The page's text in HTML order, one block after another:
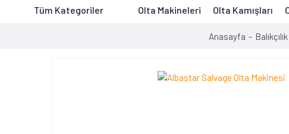
Tüm Kategoriler Olta Makineleri Olta Kamışları
Anasayfa Balıkçılık